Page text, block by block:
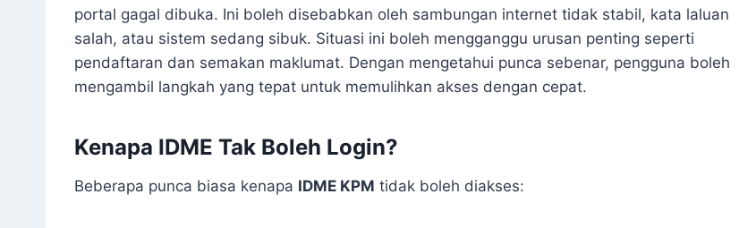
portal gagal dibuka. Ini boleh disebabkan oleh sambungan internet tidak stabil, kata laluan
salah, atau sistem sedang sibuk. Situasi ini boleh mengganggu urusan penting seperti
pendaftaran dan semakan maklumat. Dengan mengetahui punca sebenar, pengguna boleh
mengambil langkah yang tepat untuk memulihkan akses dengan cepat.
Kenapa IDME Tak Boleh Login?
Beberapa punca biasa kenapa IDME KPM tidak boleh diakses: